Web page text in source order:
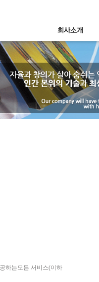
에서 제공하는모든 서비스(이